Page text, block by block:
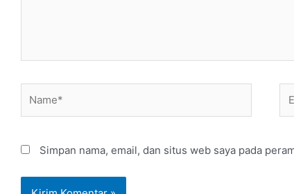
Simpan nama, email, dan situs web saya pada